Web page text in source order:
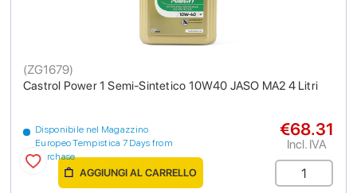
Castrol Power 1 Semi-Sintetico 10W40 JASO MA2 4 Litri
(ZG1679)
Disponibile nel Magazzino
Europeo Tempistica 7 Days from
purchase
€68.31
Incl. IVA
AGGIUNGI AL CARRELLO